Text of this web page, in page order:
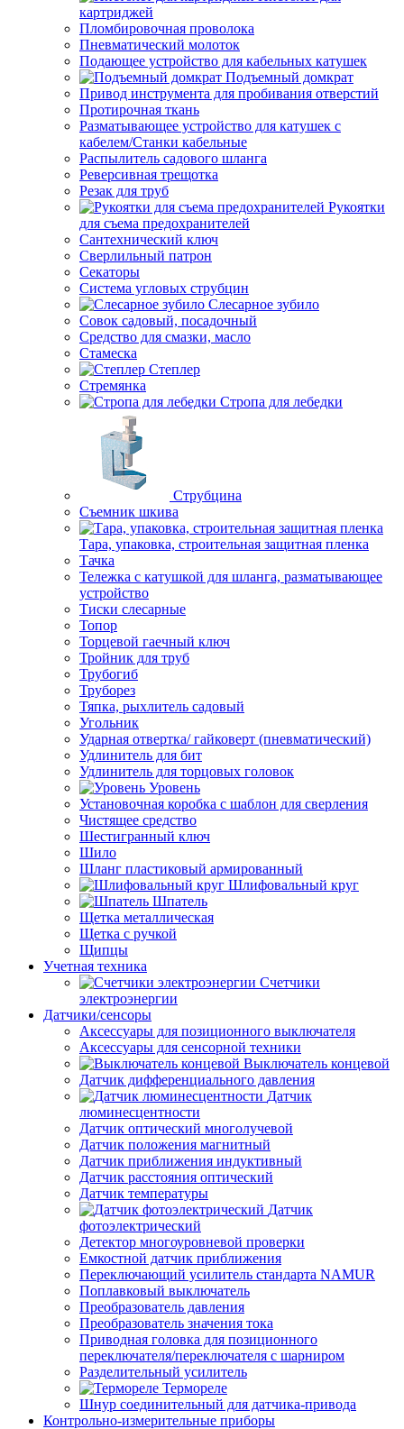
картриджей
Пломбировочная проволока
Пневматический молоток
Подающее устройство для кабельных катушек
Подъемный домкрат
Привод инструмента для пробивания отверстий
Протирочная ткань
Разматывающее устройство для катушек с
кабелем/Станки кабельные
Распылитель садового шланга
Реверсивная трещотка
Резак для труб
Рукоятки
для съема предохранителей
Сантехнический ключ
Сверлильный патрон
Секаторы
Система угловых струбцин
Слесарное зубило
Совок садовый, посадочный
Средство для смазки, масло
Стамеска
Степлер
Стремянка
Стропа для лебедки
Струбцина
Съемник шкива
Тара, упаковка, строительная защитная пленка
Тачка
Тележка с катушкой для шланга, разматывающее
устройство
Тиски слесарные
Топор
Торцевой гаечный ключ
Тройник для труб
Трубогиб
Труборез
Тяпка, рыхлитель садовый
Угольник
Ударная отвертка/ гайковерт (пневматический)
Удлинитель для бит
Удлинитель для торцовых головок
Уровень
Установочная коробка с шаблон для сверления
Чистящее средство
Шестигранный ключ
Шило
Шланг пластиковый армированный
Шлифовальный круг
Шпатель
Щетка металлическая
Щетка с ручкой
Щипцы
Учетная техника
Счетчики
электроэнергии
Датчики/сенсоры
Аксессуары для позиционного выключателя
Аксессуары для сенсорной техники
Выключатель концевой
Датчик дифференциального давления
Датчик
люминесцентности
Датчик оптический многолучевой
Датчик положения магнитный
Датчик приближения индуктивный
Датчик расстояния оптический
Датчик температуры
Датчик
фотоэлектрический
Детектор многоуровневой проверки
Емкостной датчик приближения
Переключающий усилитель стандарта NAMUR
Поплавковый выключатель
Преобразователь давления
Преобразователь значения тока
Приводная головка для позиционного
переключателя/переключателя с шарниром
Разделительный усилитель
Термореле
Шнур соединительный для датчика-привода
Контрольно-измерительные приборы